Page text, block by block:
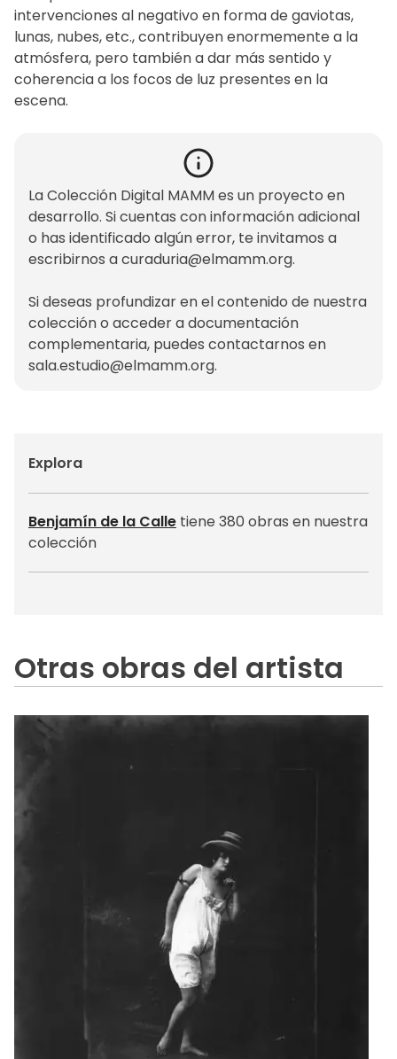
intervenciones al negativo en forma de gaviotas,
lunas, nubes, etc., contribuyen enormemente a la
atmósfera, pero también a dar más sentido y
coherencia a los focos de luz presentes en la
escena.
La Colección Digital MAMM es un proyecto en
desarrollo. Si cuentas con información adicional
o has identificado algún error, te invitamos a
escribirnos acuraduria@elmamm.org.
Si deseas profundizar en el contenido de nuestra
colección o acceder a documentación
complementaria, puedes contactarnos en
sala.estudio@elmamm.org.
Explora
Benjamín de la Calle tiene 380 obras en nuestra
colección
Otras obras del artista